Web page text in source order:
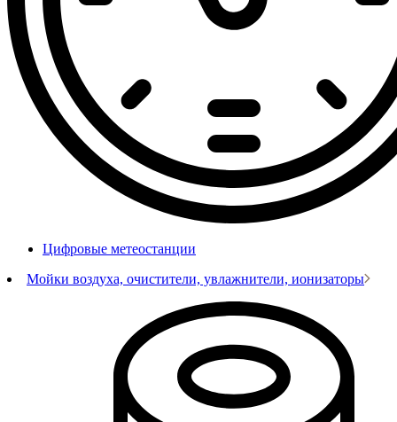
Цифровые метеостанции
Мойки воздуха, очистители, увлажнители, ионизаторы